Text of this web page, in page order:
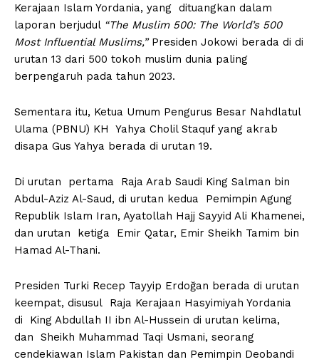
Kerajaan Islam Yordania, yang dituangkan dalam
laporan berjudul “The Muslim 500: The World’s 500
Most Influential Muslims,”Presiden Jokowi berada di di
urutan 13 dari 500 tokoh muslim dunia paling
berpengaruh pada tahun 2023.
Sementara itu, Ketua Umum Pengurus Besar Nahdlatul
Ulama (PBNU) KH Yahya Cholil Staquf yang akrab
disapa Gus Yahya berada di urutan 19.
Di urutan pertama Raja Arab Saudi King Salman bin
Abdul-Aziz Al-Saud, di urutan kedua Pemimpin Agung
Republik Islam Iran, Ayatollah Hajj Sayyid Ali Khamenei,
dan urutan ketiga Emir Qatar, Emir Sheikh Tamim bin
Hamad Al-Thani.
Presiden Turki Recep Tayyip Erdoğan berada di urutan
keempat, disusul Raja Kerajaan Hasyimiyah Yordania
di King Abdullah II ibn Al-Hussein di urutan kelima,
dan Sheikh Muhammad Taqi Usmani, seorang
cendekiawan Islam Pakistan dan Pemimpin Deobandi